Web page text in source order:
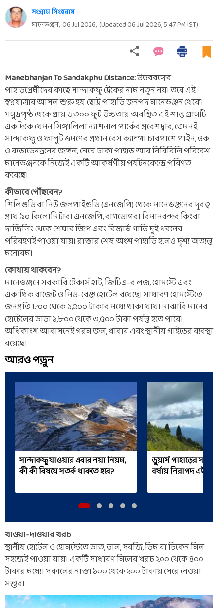
সংগ্রাম সিংহরায়
মানেভঞ্জন, 06 Jul 2026, (Updated 06 Jul 2026, 5:47 PMIST)
Manebhanjan To Sandakphu Distance:উত্তরবঙ্গের
পাহাড়প্রেমীদের কাছে সান্দাকফু ট্রেকের নাম নতুন নয়। তবে এই
স্বপ্নযাত্রার আসল শুরু হয় ছোট্ট পাহাড়ি জনপদ মানেভঞ্জন থেকে।
সমুদ্রপৃষ্ঠ থেকে প্রায় ৬,৩০০ ফুট উচ্চতায় অবস্থিত এই শান্ত গ্রামটি
একদিকে যেমন সিঙ্গালিলা ন্যাশনাল পার্কের প্রবেশদ্বার, তেমনই
সান্দাকফু ও ফালুট ভ্রমণের প্রধান বেস ক্যাম্প। চারপাশে পাইন, ওক
ও রডোডেনড্রনের জঙ্গল, মেঘে ঢাকা পাহাড় আর নিরিবিলি পরিবেশ
মানেভঞ্জনকে নিজেই একটি আকর্ষণীয় পর্যটনকেন্দ্রে পরিণত
করেছে।
কীভাবে পৌঁছবেন?
শিলিগুড়ি বা নিউ জলপাইগুড়ি (এনজেপি) থেকে মানেভঞ্জনের দূরত্ব
প্রায় ৯০ কিলোমিটার। এনজেপি, বাগডোগরা বিমানবন্দর কিংবা
দার্জিলিং থেকে শেয়ার জিপ এবং রিজার্ভ গাড়ি দুই ধরনের
পরিবহণই পাওয়া যায়। রাস্তার শেষ অংশ পাহাড়ি হলেও দৃশ্য অত্যন্ত
মনোরম।
কোথায় থাকবেন?
মানেভঞ্জনে সরকারি ট্রেকার্স হাট, জিটিএ-র লজ, হোমস্টে এবং
একাধিক বাজেট ও মিড-রেঞ্জ হোটেল রয়েছে। সাধারণ হোমস্টেতে
জনপ্রতি ৮০০ থেকে ১,৫০০ টাকার মধ্যে থাকা যায়। মাঝারি মানের
হোটেলের ভাড়া ১,৮০০ থেকে ৩,৫০০ টাকা পর্যন্ত হতে পারে।
অধিকাংশ আবাসনেই গরম জল, খাবার এবং স্থানীয় গাইডের ব্যবস্থা
রয়েছে।
আরও পড়ুন
সান্দাকফু যাওয়ার এবার নয়া নিয়ম,
কী কী বিষয়ে সতর্ক থাকতে হবে?
ডুয়ার্স পাহাড়ের
বর্ষায় নিরাপদ এই
খাওয়া-দাওয়ার খরচ
স্থানীয় হোটেল ও হোমস্টেতে ভাত, ডাল, সবজি, ডিম বা চিকেন মিল
সহজেই পাওয়া যায়। একটি সাধারণ মিলের খরচ ২০০ থেকে ৪০০
টাকার মধ্যে। সকালের নাস্তা ১০০ থেকে ২০০ টাকায় সেরে নেওয়া
সম্ভব।